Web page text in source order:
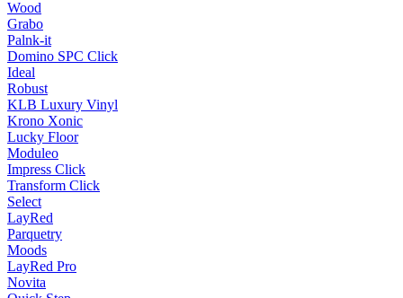
Wood
Grabo
Palnk-it
Domino SPC Click
Ideal
Robust
KLB Luxury Vinyl
Krono Xonic
Lucky Floor
Moduleo
Impress Click
Transform Click
Select
LayRed
Parquetry
Moods
LayRed Pro
Novita